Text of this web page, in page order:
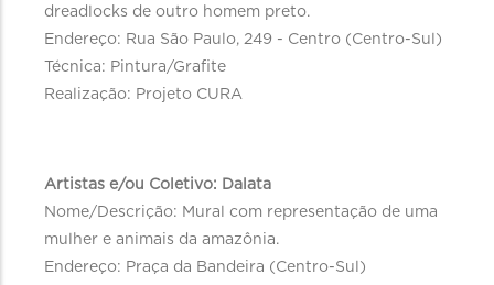
dreadlocks de outro homem preto.
Endereço: Rua São Paulo, 249 - Centro (Centro-Sul)
Técnica: Pintura/Grafite
Realização: Projeto CURA
Artistas e/ou Coletivo: Dalata
Nome/Descrição: Mural com representação de uma
mulher e animais da amazônia.
Endereço: Praça da Bandeira (Centro-Sul)